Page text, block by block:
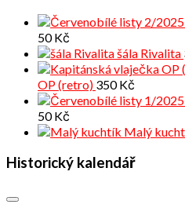
50Kč
šála Rivalita
OP (retro) 350Kč
50Kč
Malý
Historický kalendář